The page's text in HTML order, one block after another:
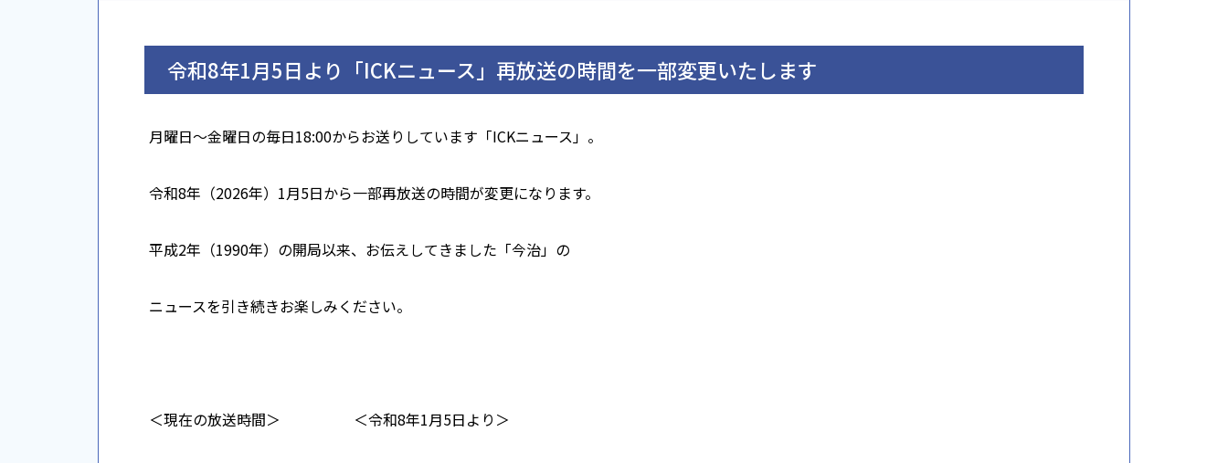
令和8年1月5日より「ICKニュース」再放送の時間を一部変更いたします
月曜日～金曜日の毎日18:00からお送りしています「ICKニュース」。
令和8年（2026年）1月5日から一部再放送の時間が変更になります。
平成2年（1990年）の開局以来、お伝えしてきました「今治」の
ニュースを引き続きお楽しみください。
＜現在の放送時間＞ ＜令和8年1月5日より＞